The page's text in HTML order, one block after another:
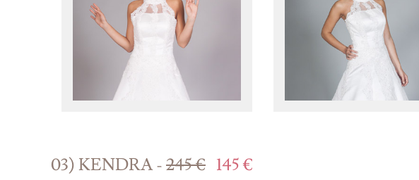
03) KENDRA -245 € 145 €